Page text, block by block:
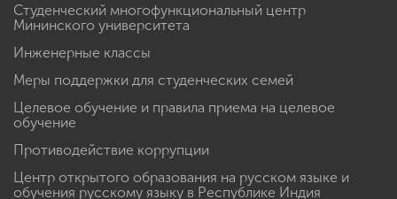
Студенческий многофункциональный центр
Мининского университета
Инженерные классы
Меры поддержки для студенческих семей
Целевое обучение и правила приема на целевое
обучение
Противодействие коррупции
Центр открытого образования на русском языке и
обучения русскому языку в Республике Индия